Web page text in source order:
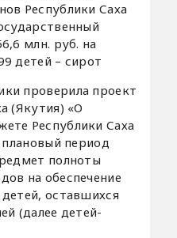
Республики Саха
млн. руб. на
детей – сирот
проверила проект
(Якутия) «О
Республики Саха
период
полноты
на обеспечение
оставшихся
(далее детей-